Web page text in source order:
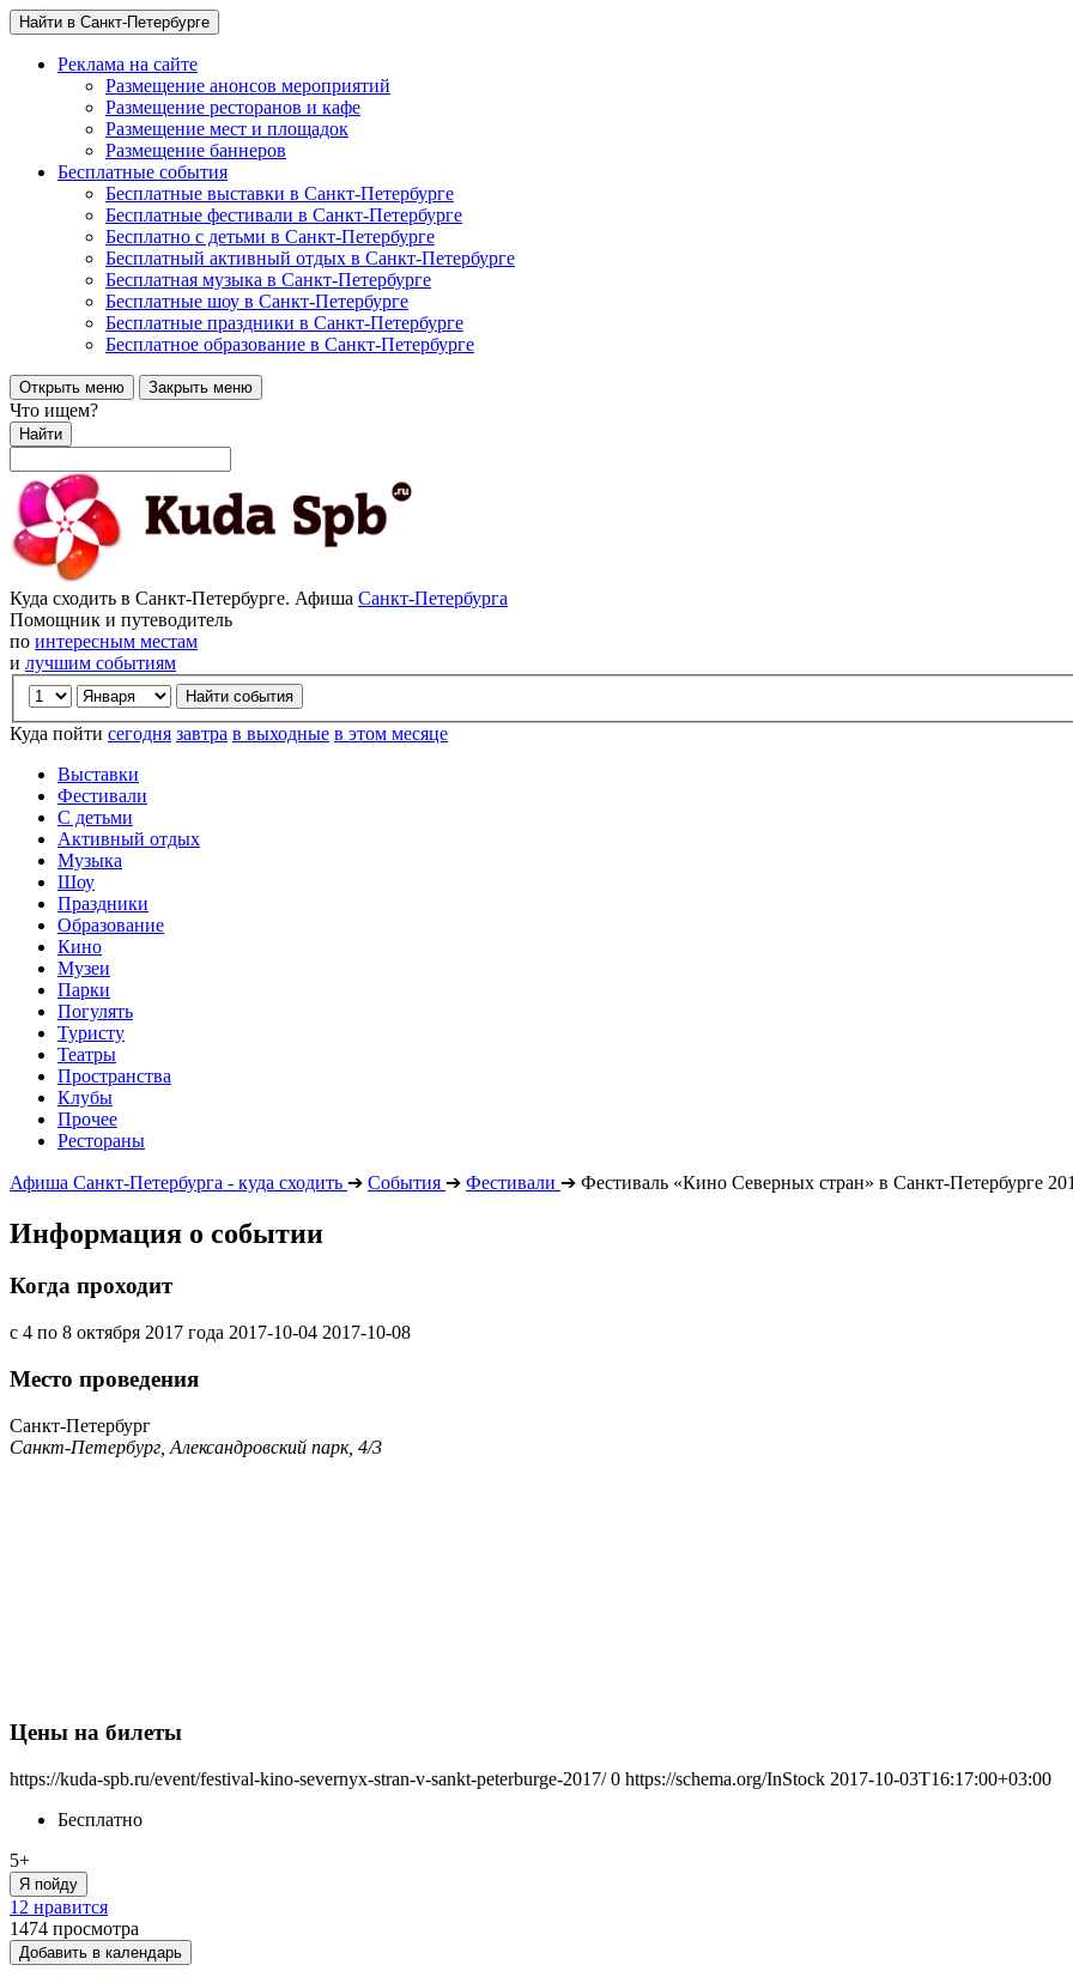
Найти в Санкт-Петербурге
Реклама на сайте
Размещение анонсов мероприятий
Размещение ресторанов и кафе
Размещение мест и площадок
Размещение баннеров
Бесплатные события
Бесплатные выставки в Санкт-Петербурге
Бесплатные фестивали в Санкт-Петербурге
Бесплатно с детьми в Санкт-Петербурге
Бесплатный активный отдых в Санкт-Петербурге
Бесплатная музыка в Санкт-Петербурге
Бесплатные шоу в Санкт-Петербурге
Бесплатные праздники в Санкт-Петербурге
Бесплатное образование в Санкт-Петербурге
Открыть меню Закрыть меню
Что ищем?
Найти
Куда сходить в Санкт-Петербурге. Афиша Санкт-Петербурга
Помощник и путеводитель
по интересным местам
и лучшим событиям
Куда пойти сегодня завтра в выходные в этом месяце
Выставки
Фестивали
С детьми
Активный отдых
Музыка
Шоу
Праздники
Образование
Кино
Музеи
Парки
Погулять
Туристу
Театры
Пространства
Клубы
Прочее
Рестораны
Афиша Санкт-Петербурга - куда сходить ➔ События ➔ Фестивали ➔ Фестиваль «Кино Северных стран» в Санкт-Петербурге
Информация о событии
Когда проходит
с 4 по 8 октября 2017 года 2017-10-04 2017-10-08
Место проведения
Санкт-Петербург
Санкт-Петербург, Александровский парк, 4/3
Цены на билеты
https://kuda-spb.ru/event/festival-kino-severnyx-stran-v-sankt-peterburge-2017/ 0 https://schema.org/InStock 2017-10-03T16:17:00+03:00
Бесплатно
5+
Я пойду
12 нравится
1474 просмотра
Добавить в календарь